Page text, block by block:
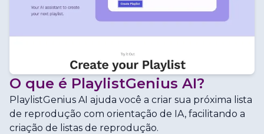
O que é PlaylistGenius AI?
PlaylistGenius AI ajuda você a criar sua próxima lista
de reprodução com orientação de IA, facilitando a
criação de listas de reprodução.